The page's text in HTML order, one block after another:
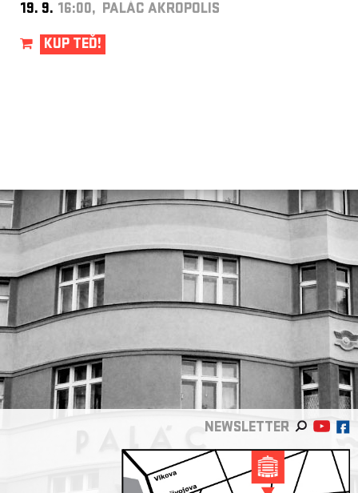
19. 9. 16:00, PALÁC AKROPOLIS
KUP TEĎ!
NEWSLETTER